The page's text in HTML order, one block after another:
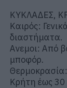
ΚΥΚΛΑΔΕΣ,
Καιρός:
διαστήματα.
Ανεμοι: Από
μποφόρ.
Κρήτη έως 30